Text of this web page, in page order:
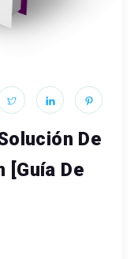
De
[Guía De